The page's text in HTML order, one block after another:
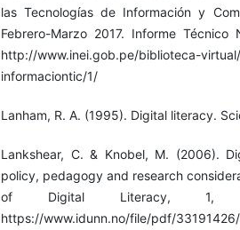
las Tecnologías de Información y
Febrero-Marzo 2017. Informe
http://www.inei.gob.pe/biblioteca-
informaciontic/1/
Lanham, R. A. (1995). Digital literacy.
Lankshear, C. & Knobel, M. (2006).
policy, pedagogy and research
of Digital Literacy, 1,
https://www.idunn.no/file/pdf/